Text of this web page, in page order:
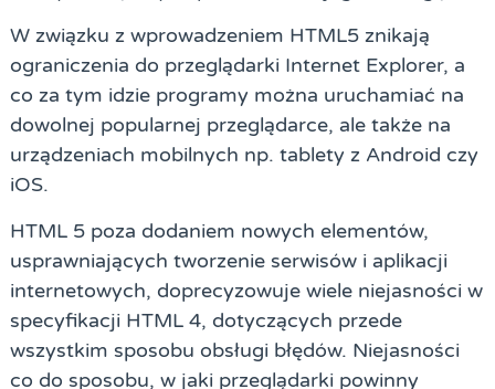
W związku z wprowadzeniem HTML5 znikają
ograniczenia do przeglądarki Internet Explorer, a
co za tym idzie programy można uruchamiać na
dowolnej popularnej przeglądarce, ale także na
urządzeniach mobilnych np. tablety z Android czy
iOS.
HTML 5 poza dodaniem nowych elementów,
usprawniających tworzenie serwisów i aplikacji
internetowych, doprecyzowuje wiele niejasności w
specyfikacji HTML 4, dotyczących przede
wszystkim sposobu obsługi błędów. Niejasności
co do sposobu, w jaki przeglądarki powinny